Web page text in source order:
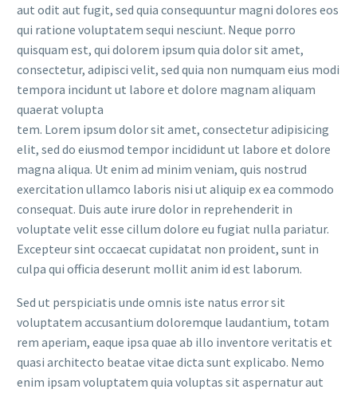
aut odit aut fugit, sed quia consequuntur magni dolores eos
qui ratione voluptatem sequi nesciunt. Neque porro
quisquam est, qui dolorem ipsum quia dolor sit amet,
consectetur, adipisci velit, sed quia non numquam eius modi
tempora incidunt ut labore et dolore magnam aliquam
quaerat volupta
tem. Lorem ipsum dolor sit amet, consectetur adipisicing
elit, sed do eiusmod tempor incididunt ut labore et dolore
magna aliqua. Ut enim ad minim veniam, quis nostrud
exercitation ullamco laboris nisi ut aliquip ex ea commodo
consequat. Duis aute irure dolor in reprehenderit in
voluptate velit esse cillum dolore eu fugiat nulla pariatur.
Excepteur sint occaecat cupidatat non proident, sunt in
culpa qui officia deserunt mollit anim id est laborum.
Sed ut perspiciatis unde omnis iste natus error sit
voluptatem accusantium doloremque laudantium, totam
rem aperiam, eaque ipsa quae ab illo inventore veritatis et
quasi architecto beatae vitae dicta sunt explicabo. Nemo
enim ipsam voluptatem quia voluptas sit aspernatur aut